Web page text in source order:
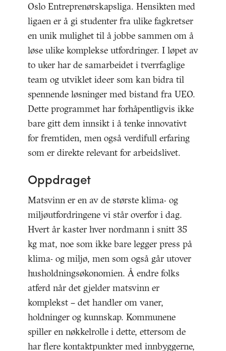
Oslo Entreprenørskapsliga. Hensikten med
ligaen er å gi studenter fra ulike fagkretser
en unik mulighet til å jobbe sammen om å
løse ulike komplekse utfordringer. I løpet av
to uker har de samarbeidet i tverrfaglige
team og utviklet ideer som kan bidra til
spennende løsninger med bistand fra UEO.
Dette programmet har forhåpentligvis ikke
bare gitt dem innsikt i å tenke innovativt
for fremtiden, men også verdifull erfaring
som er direkte relevant for arbeidslivet.
Oppdraget
Matsvinn er en av de største klima- og
miljøutfordringene vi står overfor i dag.
Hvert år kaster hver nordmann i snitt 35
kg mat, noe som ikke bare legger press på
klima- og miljø, men som også går utover
husholdningsøkonomien. Å endre folks
atferd når det gjelder matsvinn er
komplekst – det handler om vaner,
holdninger og kunnskap. Kommunene
spiller en nøkkelrolle i dette, ettersom de
har flere kontaktpunkter med innbyggerne,